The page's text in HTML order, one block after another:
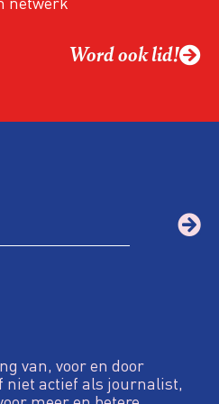
Word ook lid!
van, voor en door
niet actief als journalist,